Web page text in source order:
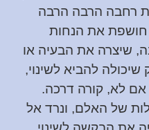
רחבה הרבה הרבה
את הנחות
שיצרה את הבעיה או
שיכולה להביא לשינוי,
אם לא, קורה דרכה.
של האלם, ונרד אל